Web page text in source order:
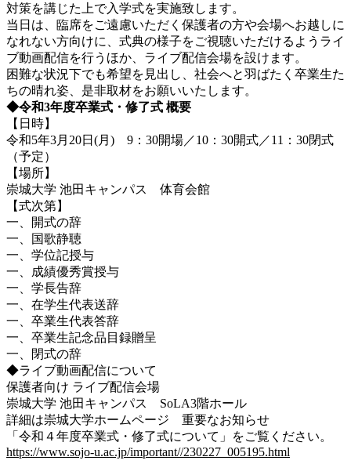
対策を講じた上で入学式を実施致します。
当日は、臨席をご遠慮いただく保護者の方や会場へお越しに
なれない方向けに、式典の様子をご視聴いただけるようライ
ブ動画配信を行うほか、ライブ配信会場を設けます。
困難な状況下でも希望を見出し、社会へと羽ばたく卒業生た
ちの晴れ姿、是非取材をお願いいたします。
◆令和3年度卒業式・修了式 概要
【日時】
令和5年3月20日(月) 9：30開場／10：30開式／11：30閉式
（予定）
【場所】
崇城大学 池田キャンパス 体育会館
【式次第】
一、開式の辞
一、国歌静聴
一、学位記授与
一、成績優秀賞授与
一、学長告辞
一、在学生代表送辞
一、卒業生代表答辞
一、卒業生記念品目録贈呈
一、閉式の辞
◆ライブ動画配信について
保護者向け ライブ配信会場
崇城大学 池田キャンパス SoLA3階ホール
詳細は崇城大学ホームページ 重要なお知らせ
「令和４年度卒業式・修了式について」をご覧ください。
https://www.sojo-u.ac.jp/important//230227_005195.html